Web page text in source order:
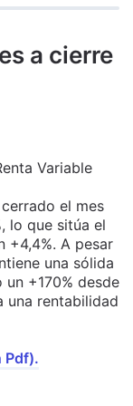
a cierre
Variable
el mes
lo que sitúa el
+4,4%. A pesar
una sólida
+170% desde
una rentabilidad
Pdf).